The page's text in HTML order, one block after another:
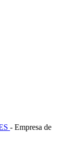
- Empresa de